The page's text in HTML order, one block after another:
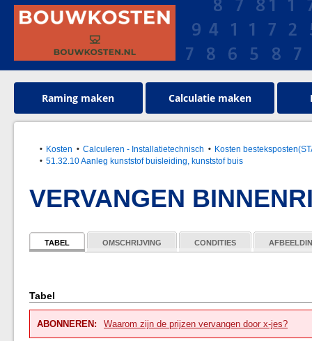
Raming maken Calculatie maken
Kosten Calculeren - Installatietechnisch
Kosten
51.32.10 Aanleg kunststof buisleiding, kunststof buis
VERVANGEN
TABEL OMSCHRIJVING CONDITIES
Tabel
ABONNEREN: Waarom zijn de prijzen vervangen door x-jes?